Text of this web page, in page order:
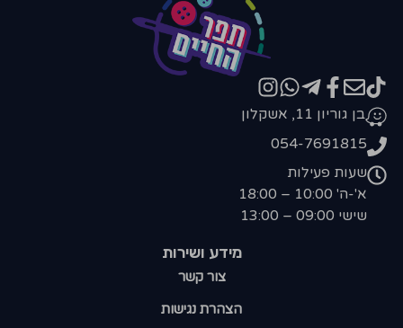
מידע ושירות
צור קשר
הצהרת נגישות
בן גוריון 11, אשקלון
054-7691815
שעות פעילות
א'-ה' 10:00 – 18:00
שישי 09:00 – 13:00